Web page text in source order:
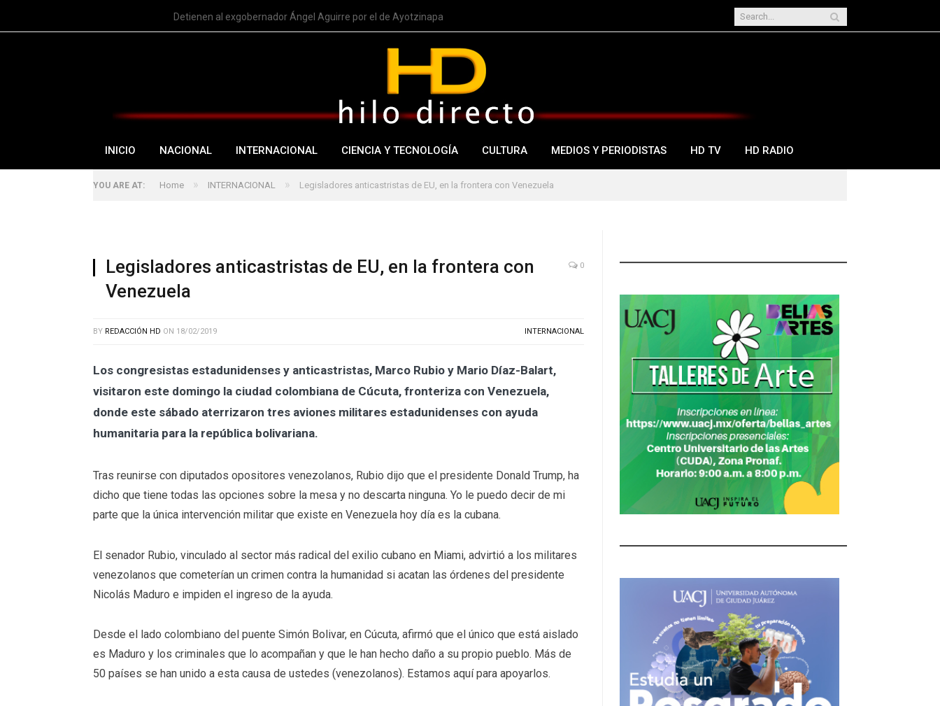
Detienen al exgobernador Ángel Aguirre por el de Ayotzinapa
INICIO NACIONAL INTERNACIONAL CIENCIA Y TECNOLOGÍA CULTURA MEDIOS Y PERIODISTAS HD TV HD RADIO
YOU ARE AT: Home » INTERNACIONAL » Legisladores anticastristas de EU, en la frontera con Venezuela
Legisladores anticastristas de EU, en la frontera con
Venezuela
0
BY REDACCIÓN HD ON 18/02/2019 INTERNACIONAL
Los congresistas estadunidenses y anticastristas, Marco Rubio y Mario Díaz-Balart,
visitaron este domingo la ciudad colombiana de Cúcuta, fronteriza con Venezuela,
donde este sábado aterrizaron tres aviones militares estadunidenses con ayuda
humanitaria para la república bolivariana.
Tras reunirse con diputados opositores venezolanos, Rubio dijo que el presidente Donald Trump, ha
dicho que tiene todas las opciones sobre la mesa y no descarta ninguna. Yo le puedo decir de mi
parte que la única intervención militar que existe en Venezuela hoy día es la cubana.
El senador Rubio, vinculado al sector más radical del exilio cubano en Miami, advirtió a los militares
venezolanos que cometerían un crimen contra la humanidad si acatan las órdenes del presidente
Nicolás Maduro e impiden el ingreso de la ayuda.
Desde el lado colombiano del puente Simón Bolivar, en Cúcuta, afirmó que el único que está aislado
es Maduro y los criminales que lo acompañan y que le han hecho daño a su propio pueblo. Más de
50 países se han unido a esta causa de ustedes (venezolanos). Estamos aquí para apoyarlos.